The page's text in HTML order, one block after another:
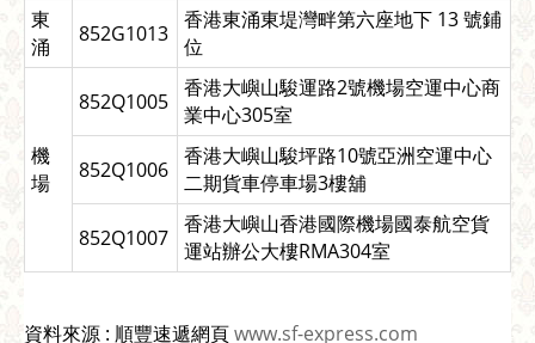
東
涌
852G1013
香港東涌東堤灣畔第六座地下 13 號鋪
位
機
場
852Q1005
香港大嶼山駿運路2號機場空運中心商
業中心305室
852Q1006
香港大嶼山駿坪路10號亞洲空運中心
二期貨車停車場3樓舖
852Q1007
香港大嶼山香港國際機場國泰航空貨
運站辦公大樓RMA304室
資料來源 : 順豐速遞網頁www.sf-express.com